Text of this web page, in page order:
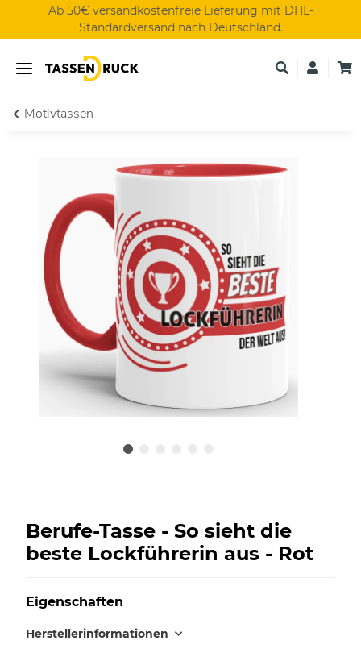
Ab 50€ versandkostenfreie Lieferung mit DHL-
Standardversand nach Deutschland.
Motivtassen
Berufe-Tasse - So sieht die
beste Lockführerin aus - Rot
Eigenschaften
Herstellerinformationen